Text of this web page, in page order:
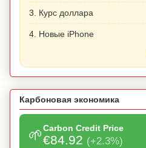
3. Курс доллара
4. Новые iPhone
Карбоновая экономика
🌱Carbon Credit Price
€84.92 (+2.3%)